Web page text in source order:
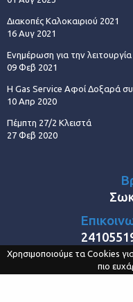
Χρησιμοποιούμε τα Cookies
πιο
Διακοπές Καλοκαιριού 2021
16 Αυγ 2021
Ενημέρωση για την
09 Φεβ 2021
Η Gas Service Αφοί Δοξαρά
10 Απρ 2020
Πέμπτη 27/2 Κλειστά
27 Φεβ 2020